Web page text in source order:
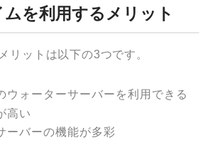
を利用するメリット
リットは以下の3つです。
ウォーターサーバーを利用できる
高い
ーバーの機能が多彩